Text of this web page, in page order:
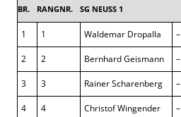
BR. RANGNR. SG NEUSS 1
1 1 Waldemar Dropalla –
2 2 Bernhard Geismann –
3 3 Rainer Scharenberg –
4 4 Christof Wingender –